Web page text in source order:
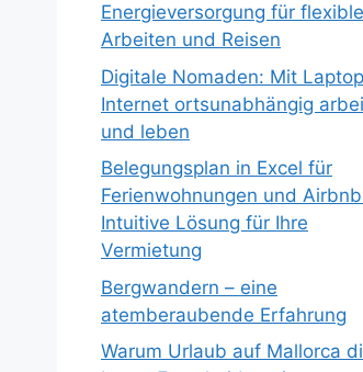
Energieversorgung für
Arbeiten und Reisen
Digitale Nomaden: Mit
Internet ortsunabhängig
und leben
Belegungsplan in Excel für
Ferienwohnungen und
Intuitive Lösung für Ihre
Vermietung
Bergwandern – eine
atemberaubende Erfahrung
Warum Urlaub auf Mallorca